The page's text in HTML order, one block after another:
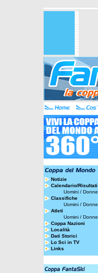
Notizie
Calendario/Risultati
Uomini / Donne
Classifiche
Uomini / Donne
Atleti
Uomini / Donne
Coppa Nazioni
Località
Dati Storici
Lo Sci in TV
Links